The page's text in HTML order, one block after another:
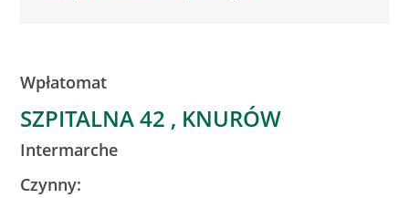
Wpłatomat
SZPITALNA 42 , KNURÓW
Intermarche
Czynny: